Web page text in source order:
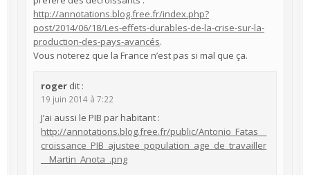
http://annotations.blog.free.fr/index.php?
post/2014/06/18/Les-effets-durables-de-la-crise-sur-la-
production-des-pays-avancés.
Vous noterez que la France n’est pas si mal que ça.
roger dit :
19 juin 2014 à 7:22
J’ai aussi le PIB par habitant :
http://annotations.blog.free.fr/public/Antonio_Fatas__
croissance_PIB_ajustee_population_age_de_travailler
__Martin_Anota_.png